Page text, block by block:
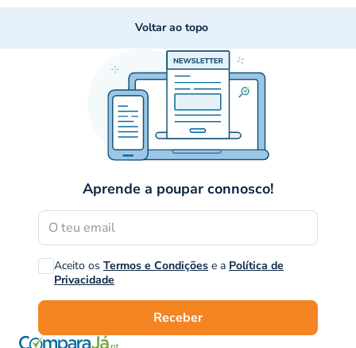
Voltar ao topo
Aprende a poupar connosco!
Aceito os Termos e Condições e a Política de
Privacidade
Receber